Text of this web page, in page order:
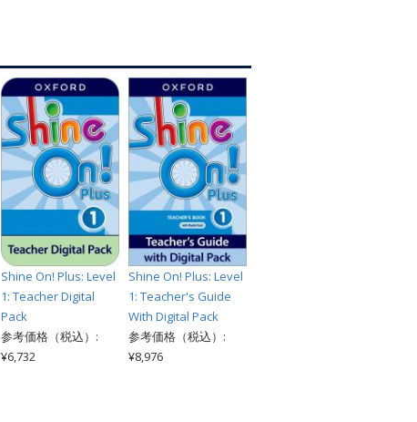
Shine On! Plus: Level
1: Teacher Digital
Pack
参考価格（税込）:
¥6,732
Shine On! Plus: Level
1: Teacher's Guide
With Digital Pack
参考価格（税込）:
¥8,976